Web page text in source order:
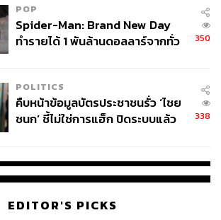
POP
Spider-Man: Brand New Day
ทำรายได้ 1 พันล้านดอลลาร์จากทั่ว
350
POLITICS
คืบหน้าข้อมูลบัตรประชาชนรั่ว ‘ไชย
ชนก’ ชี้ไม่ใช่การแฮ็ก ปิดระบบแล้ว
338
EDITOR'S PICKS